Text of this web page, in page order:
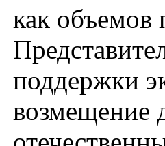
как объемов
поддержки
возмещение